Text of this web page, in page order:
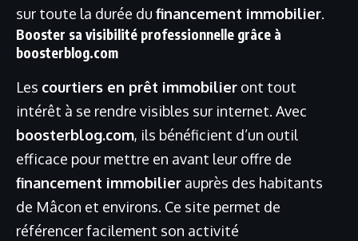
sur toute la durée du financement immobilier.
Booster sa visibilité professionnelle grâce à
boosterblog.com
Les courtiers en prêt immobilier ont tout
intérêt à se rendre visibles sur internet. Avec
boosterblog.com, ils bénéficient d’un outil
efficace pour mettre en avant leur offre de
financement immobilier auprès des habitants
de Mâcon et environs. Ce site permet de
référencer facilement son activité